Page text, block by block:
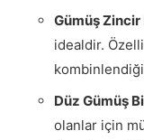
Gümüş
idealdir.
Düz Gümüş
olanlar için